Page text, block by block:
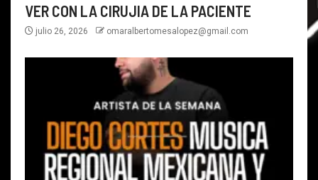
VER CON LA CIRUJIA DE LA PACIENTE
julio 26, 2026 omaralbertomesalopez@gmail.com